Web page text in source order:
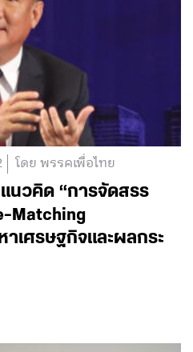
โดย พรรคเพื่อไทย
นวคิด “การจัดสรร
Matching
เศรษฐกิจและผลกระ